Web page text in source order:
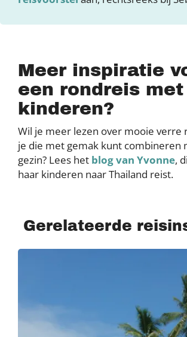
Meer inspiratie
een rondreis met
kinderen?
Wil je meer lezen over mooie verre
je die met gemak kunt combineren
gezin? Lees het blog van Yvonne,
haar kinderen naar Thailand reist.
Gerelateerde